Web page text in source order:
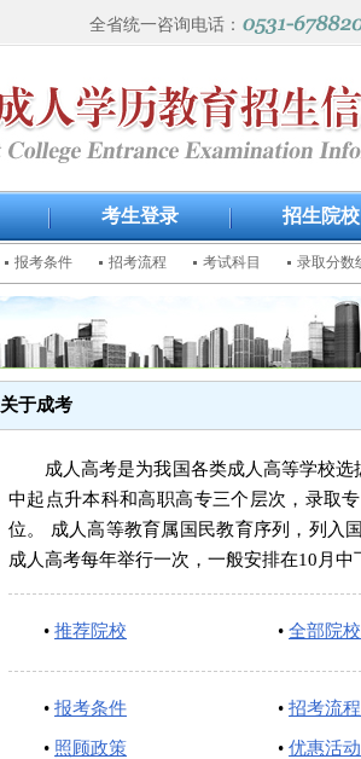
全省统一咨询电话：
考生登录 招生院校
报考条件 招考流程 考试科目 录取分数
关于成考
成人高考是为我国各类成人高等学校选
中起点升本科和高职高专三个层次，录取
位。 成人高等教育属国民教育序列，列入
成人高考每年举行一次，一般安排在10月
• 推荐院校 • 全部院校
• 报考条件 • 招考流程
• 照顾政策 • 优惠活动